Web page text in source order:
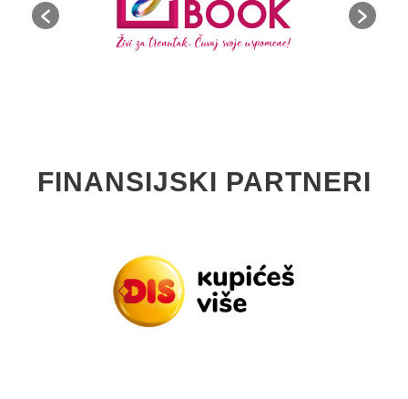
FINANSIJSKI PARTNERI